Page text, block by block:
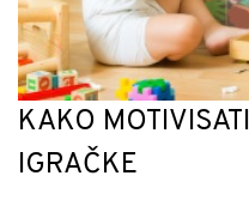
KAKO
IGRAČKE